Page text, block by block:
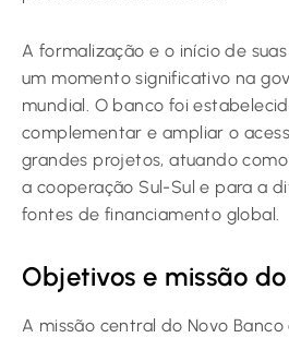
A formalização e o início de
um momento significativo na
mundial. O banco foi
complementar e ampliar o
grandes projetos, atuando
a cooperação Sul-Sul e para a
fontes de financiamento global.
Objetivos e missão
A missão central do Novo